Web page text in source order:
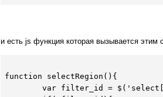
и есть js функция которая вызывается этим
function selectRegion(){